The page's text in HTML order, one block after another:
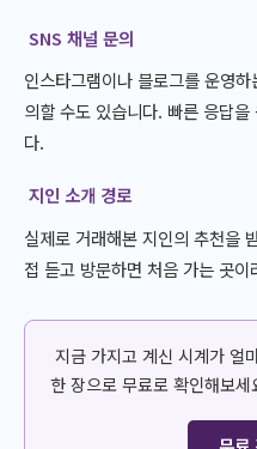
SNS 채널 문의
인스타그램이나 블로그를 운영
의할 수도 있습니다. 빠른 응답
다.
지인 소개 경로
실제로 거래해본 지인의 추천을
접 듣고 방문하면 처음 가는 곳
지금 가지고 계신 시계가 얼
한 장으로 무료로 확인해보